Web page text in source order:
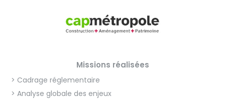
Missions réalisées
> Cadrage réglementaire
> Analyse globale des enjeux